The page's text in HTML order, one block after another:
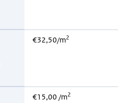
€32,50/m2
€15,00 /m2